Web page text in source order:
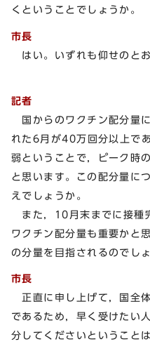
くということでしょうか。
市長
はい。いずれも仰せのとお
記者
国からのワクチン配分量
れた6月が40万回分以上で
弱ということで，ピーク時
と思います。この配分量に
えでしょうか。
また，10月末までに接種
ワクチン配分量も重要かと
の分量を目指されるのでしょ
市長
正直に申し上げて，国全
であるため，早く受けたい
分してくださいということ